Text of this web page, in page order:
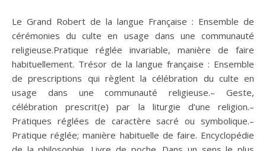
Le Grand Robert de la langue Française : Ensemble de
cérémonies du culte en usage dans une communauté
religieuse.Pratique réglée invariable, manière de faire
habituellement. Trésor de la langue française : Ensemble
de prescriptions qui règlent la célébration du culte en
usage dans une communauté religieuse.– Geste,
célébration prescrit(e) par la liturgie d’une religion.–
Pratiques réglées de caractère sacré ou symbolique.–
Pratique réglée; manière habituelle de faire. Encyclopédie